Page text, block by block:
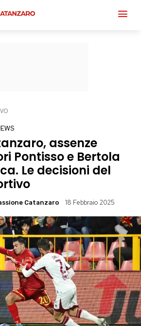
assenze
Pontisso e Bertola
Le decisioni del
Catanzaro 18 Febbraio 2025